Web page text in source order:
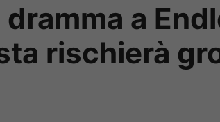
a
rischierà